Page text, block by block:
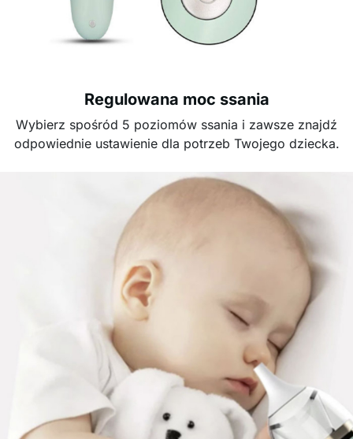
Regulowana moc ssania
Wybierz spośród 5 poziomów ssania i zawsze znajdź
odpowiednie ustawienie dla potrzeb Twojego dziecka.